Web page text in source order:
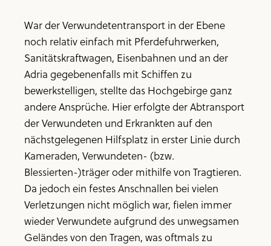
War der Verwundetentransport in der Ebene
noch relativ einfach mit Pferdefuhrwerken,
Sanitätskraftwagen, Eisenbahnen und an der
Adria gegebenenfalls mit Schiffen zu
bewerkstelligen, stellte das Hochgebirge ganz
andere Ansprüche. Hier erfolgte der Abtransport
der Verwundeten und Erkrankten auf den
nächstgelegenen Hilfsplatz in erster Linie durch
Kameraden, Verwundeten- (bzw.
Blessierten-)träger oder mithilfe von Tragtieren.
Da jedoch ein festes Anschnallen bei vielen
Verletzungen nicht möglich war, fielen immer
wieder Verwundete aufgrund des unwegsamen
Geländes von den Tragen, was oftmals zu